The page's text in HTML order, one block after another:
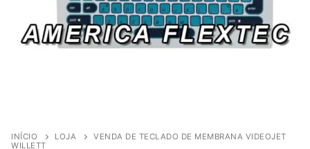
INÍCIO LOJA
VENDA DE TECLADO DE MEMBRANA VIDEOJET
WILLETT